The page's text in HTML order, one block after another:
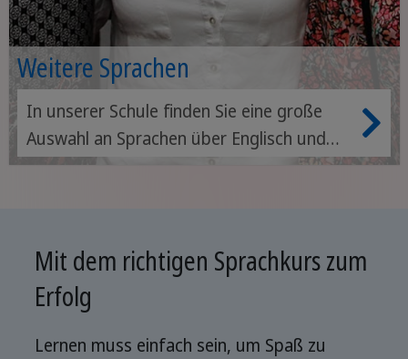
Weitere Sprachen
In unserer Schule finden Sie eine große
Auswahl an Sprachen über Englisch und
Deutsch hinaus.
Mit dem richtigen Sprachkurs zum
Erfolg
Lernen muss einfach sein, um Spaß zu